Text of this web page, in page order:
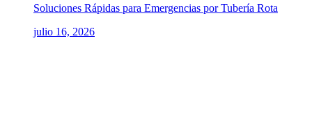
Soluciones Rápidas para Emergencias por Tubería Rota
julio 16, 2026